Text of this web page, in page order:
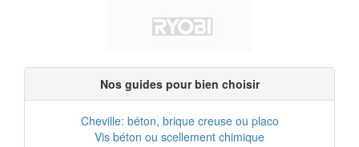
Nos guides pour bien choisir
Cheville: béton, brique creuse ou placo
Vis béton ou scellement chimique